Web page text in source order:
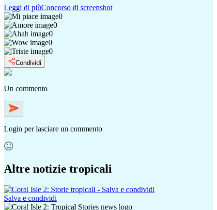
Leggi di piùConcorso di screenshot
0
0
0
0
0
Condividi
Un commento
Login per lasciare un commento
Altre notizie tropicali
Salva e condividi